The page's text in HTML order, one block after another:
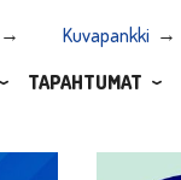
Kuvapankki
TAPAHTUMAT